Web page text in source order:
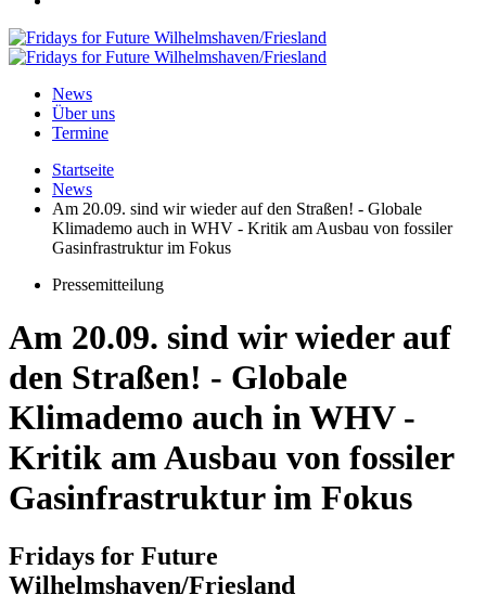
News
Über uns
Termine
Startseite
News
Am 20.09. sind wir wieder auf den Straßen! - Globale
Klimademo auch in WHV - Kritik am Ausbau von fossiler
Gasinfrastruktur im Fokus
Pressemitteilung
Am 20.09. sind wir wieder auf
den Straßen! - Globale
Klimademo auch in WHV -
Kritik am Ausbau von fossiler
Gasinfrastruktur im Fokus
Fridays for Future
Wilhelmshaven/Friesland